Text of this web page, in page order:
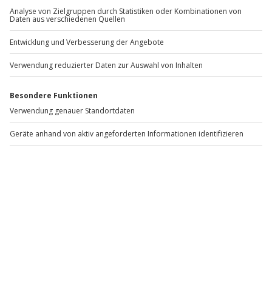
Du willst unser Angebot nicht nur erleben, sondern auch
unseres Teams!